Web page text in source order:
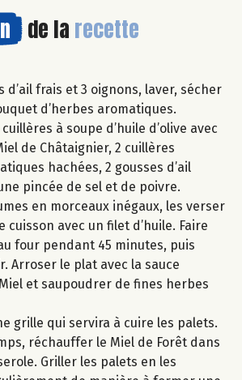
de la recette
d’ail frais et 3 oignons, laver, sécher
d’herbes aromatiques.
à soupe d’huile d’olive avec
de Châtaignier, 2 cuillères
hachées, 2 gousses d’ail
pincée de sel et de poivre.
en morceaux inégaux, les verser
cuisson avec un filet d’huile. Faire
four pendant 45 minutes, puis
Arroser le plat avec la sauce
et saupoudrer de fines herbes
grille qui servira à cuire les palets.
réchauffer le Miel de Forêt dans
Griller les palets en les